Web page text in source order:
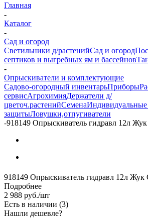
Главная
-
Каталог
-
Сад и огород
Светильники д/растенийСад и огород
септиков и выгребных ям и бассейнов
-
Опрыскиватели и комплектующие
Садово-огородный инвентарьПриборы
сервисАгрохимияДержатели д/
цветоч.растенийСеменаИндивидуальные
защитыЛовушки,отпугиватели
-918149 Опрыскиватель гидравл 12л
918149 Опрыскиватель гидравл 12л Жук
Подробнее
2 988 руб./шт
Есть в наличии (3)
Нашли дешевле?